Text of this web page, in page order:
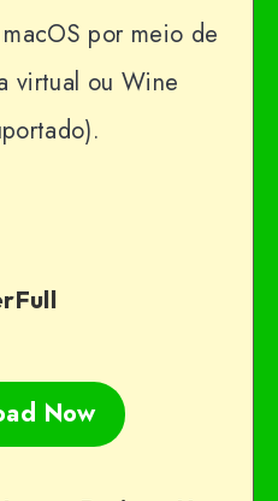
por meio de
virtual ou Wine
Now